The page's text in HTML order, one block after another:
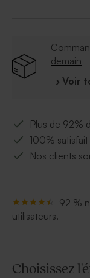
émulsifiant E322
E904, colorants
de soja, noix et lait
* Pas de gélatine
demain
› Voir
Plus de 92%
100%
Nos clients
92 %
utilisateurs.
Choisissez